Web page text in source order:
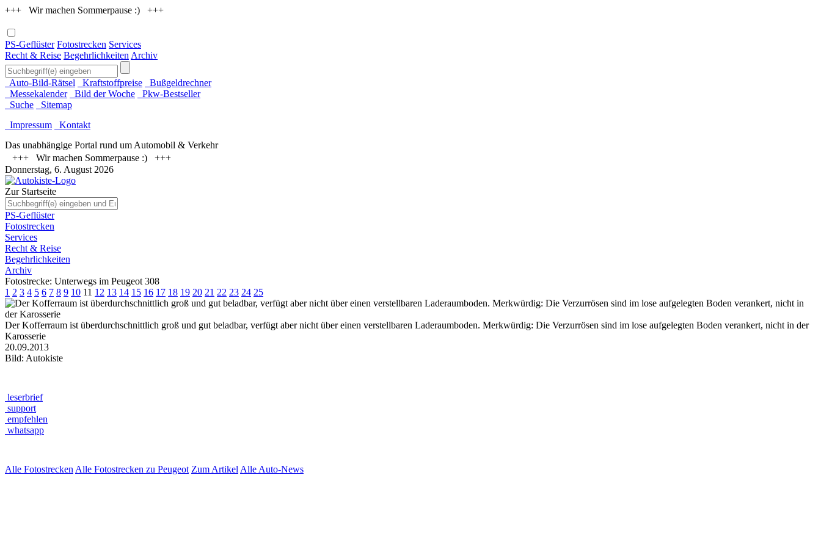
+++ Wir machen Sommerpause :) +++
PS-Geflüster Fotostrecken Services
Recht & Reise Begehrlichkeiten Archiv
Auto-Bild-Rätsel Kraftstoffpreise
Bußgeldrechner
Messekalender
Bild der Woche
Pkw-Bestseller
Suche
Sitemap
Impressum
Kontakt
Das unabhängige Portal rund um Automobil & Verkehr
+++ Wir machen Sommerpause :) +++
Donnerstag, 6. August 2026
Zur Startseite
PS-Geflüster
Fotostrecken
Services
Recht & Reise
Begehrlichkeiten
Archiv
Fotostrecke: Unterwegs im Peugeot 308
1 2 3 4 5 6 7 8 9 10 11 12 13 14 15 16 17 18 19 20 21 22 23 24 25
Der Kofferraum ist überdurchschnittlich groß und gut beladbar, verfügt aber nicht über einen verstellbaren Laderaumboden. Merkwürdig: Die Verzurrösen sind im lose aufgelegten Boden verankert, nicht in der
Karosserie
20.09.2013
Bild: Autokiste
leserbrief
support
empfehlen
whatsapp
Alle Fotostrecken Alle Fotostrecken zu Peugeot Zum Artikel Alle Auto-News